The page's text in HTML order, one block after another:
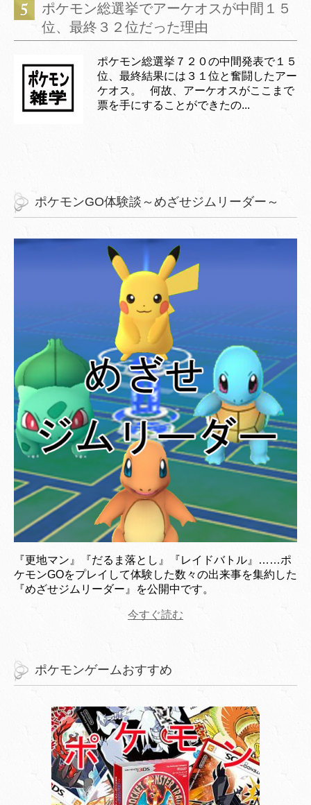
ポケモン総選挙でアーケオスが中間１５
位、最終３２位だった理由
ポケモン総選挙７２０の中間発表で１５
位、最終結果には３１位と奮闘したアー
ケオス。 何故、アーケオスがここまで
票を手にすることができたの...
ポケモンGO体験談～めざせジムリーダー～
『更地マン』『だるま落とし』『レイドバトル』……ポ
ケモンGOをプレイして体験した数々の出来事を集約した
『めざせジムリーダー』を公開中です。
今すぐ読む
ポケモンゲームおすすめ